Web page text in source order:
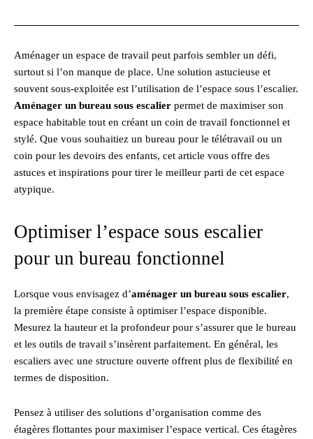
Aménager un espace de travail peut parfois sembler un défi,
surtout si l’on manque de place. Une solution astucieuse et
souvent sous-exploitée est l’utilisation de l’espace sous l’escalier.
Aménager un bureau sous escalier permet de maximiser son
espace habitable tout en créant un coin de travail fonctionnel et
stylé. Que vous souhaitiez un bureau pour le télétravail ou un
coin pour les devoirs des enfants, cet article vous offre des
astuces et inspirations pour tirer le meilleur parti de cet espace
atypique.
Optimiser l’espace sous escalier
pour un bureau fonctionnel
Lorsque vous envisagez d’aménager un bureau sous escalier,
la première étape consiste à optimiser l’espace disponible.
Mesurez la hauteur et la profondeur pour s’assurer que le bureau
et les outils de travail s’insèrent parfaitement. En général, les
escaliers avec une structure ouverte offrent plus de flexibilité en
termes de disposition.
Pensez à utiliser des solutions d’organisation comme des
étagères flottantes pour maximiser l’espace vertical. Ces étagères